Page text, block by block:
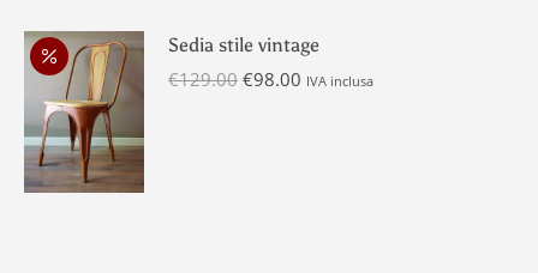
Sedia stile vintage
€129.00 Il
€98.00 IlIVA inclusa